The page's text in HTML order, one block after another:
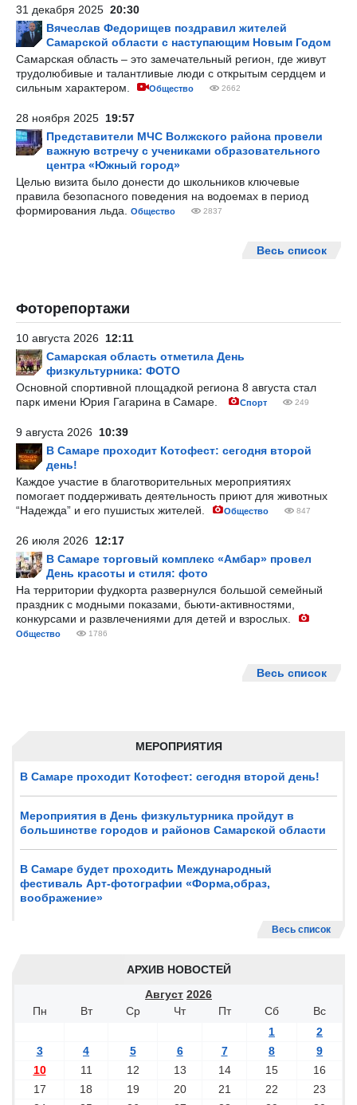
МЕРОПРИЯТИЯ
В Самаре проходит Котофест: сегодня второй день!
Мероприятия в День физкультурника пройдут в
большинстве городов и районов Самарской области
В Самаре будет проходить Международный
фестиваль Арт-фотографии «Форма,образ,
воображение»
Весь список
АРХИВ НОВОСТЕЙ
Август 2026
Пн
Вт Ср Чт Пт Сб
Вс
1
2
3
4 5 6 7 8
9
10
11 12 13 14 15
16
17
18 19 20 21 22
23
31 декабря 2025 20:30
Вячеслав Федорищев поздравил жителей
Самарской области с наступающим Новым Годом
Самарская область – это замечательный регион, где живут
трудолюбивые и талантливые люди с открытым сердцем и
сильным характером.
Общество 2662
28 ноября 2025 19:57
Представители МЧС Волжского района провели
важную встречу с учениками образовательного
центра «Южный город»
Целью визита было донести до школьников ключевые
правила безопасного поведения на водоемах в период
формирования льда.
Общество 2837
Весь список
Фоторепортажи
10 августа 2026 12:11
Самарская область отметила День
физкультурника: ФОТО
Основной спортивной площадкой региона 8 августа стал
парк имени Юрия Гагарина в Самаре.
Спорт 249
9 августа 2026 10:39
В Самаре проходит Котофест: сегодня второй
день!
Каждое участие в благотворительных мероприятиях
помогает поддерживать деятельность приют для животных
“Надежда” и его пушистых жителей.
Общество 847
26 июля 2026 12:17
В Самаре торговый комплекс «Амбар» провел
День красоты и стиля: фото
На территории фудкорта развернулся большой семейный
праздник с модными показами, бьюти-активностями,
конкурсами и развлечениями для детей и взрослых.
Общество 1786
Весь список